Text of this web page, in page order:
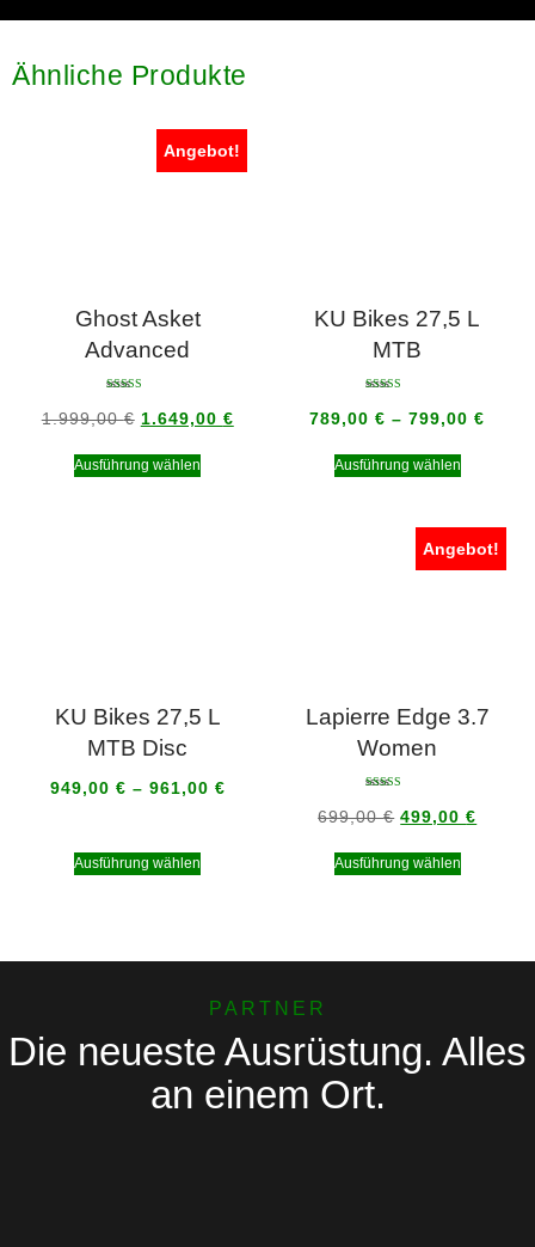
Ähnliche Produkte
Angebot!
Ghost Asket
Advanced
5.00
von 5
1.999,00€ 1.649,00 €
Ausführung wählen
KU Bikes 27,5 L
MTB
von 5
789,00€ –799,00€
Ausführung wählen
KU Bikes 27,5 L
MTB Disc
949,00 € – 961,00 €
Ausführung wählen
Angebot!
Lapierre Edge 3.7
Women
5.00
von 5
699,00€ 499,00€
Ausführung wählen
PARTNER
Die neueste Ausrüstung. Alles
an einem Ort.